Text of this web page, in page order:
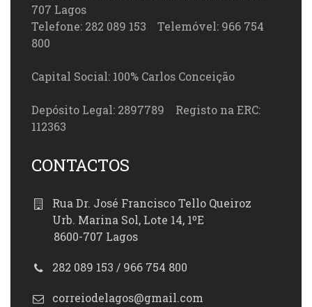
707 Lagos
Telefone: 282 089 153 Telemóvel: 966 754
800
Capital Social: 100% Carlos Conceição
Depósito Legal: 2897789 Registo na ERC:
112363
CONTACTOS
Rua Dr. José Francisco Tello Queiroz
Urb. Marina Sol, Lote 14, 1ºE
8600-707 Lagos
282 089 153 / 966 754 800
correiodelagos@gmail.com